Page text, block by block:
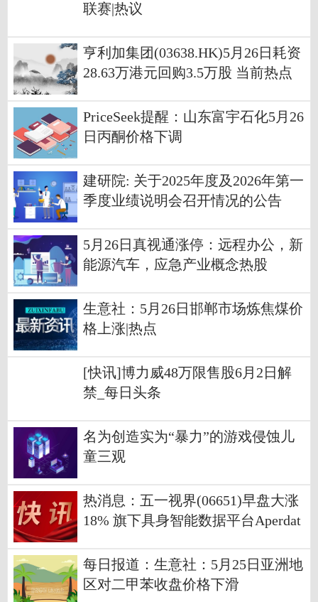
联赛|热议
亨利加集团(03638.HK)5月26日耗资
28.63万港元回购3.5万股 当前热点
PriceSeek提醒：山东富宇石化5月26
日丙酮价格下调
建研院: 关于2025年度及2026年第一
季度业绩说明会召开情况的公告
5月26日真视通涨停：远程办公，新
能源汽车，应急产业概念热股
生意社：5月26日邯郸市场炼焦煤价
格上涨|热点
[快讯]博力威48万限售股6月2日解
禁_每日头条
名为创造实为“暴力”的游戏侵蚀儿
童三观
热消息：五一视界(06651)早盘大涨
18% 旗下具身智能数据平台Aperdat
每日报道：生意社：5月25日亚洲地
区对二甲苯收盘价格下滑